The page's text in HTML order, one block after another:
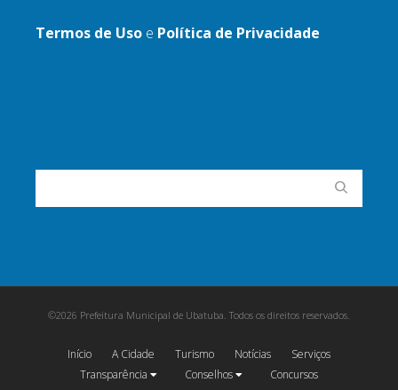
Termos de Uso e Política de Privacidade
©2026 Prefeitura Municipal de Ubatuba. Todos os direitos reservados.
Início A Cidade Turismo Notícias
Serviços
Transparência
Conselhos
Concursos